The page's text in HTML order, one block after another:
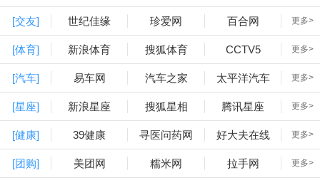
[交友] 世纪佳缘 珍爱网 百合网 更多>
[体育] 新浪体育 搜狐体育 CCTV5 更多>
[汽车] 易车网 汽车之家 太平洋汽车 更多>
[星座] 新浪星座 搜狐星相 腾讯星座 更多>
[健康] 39健康 寻医问药网 好大夫在线 更多>
[团购] 美团网 糯米网 拉手网 更多>